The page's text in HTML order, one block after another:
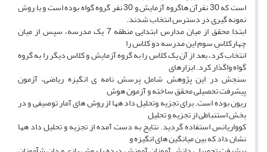
است که 30 نفرآن هاگروه آزمایش و 30 نفر گروه گواه بوده است و با روش
نمونه گیری در دسترس انتخاب شدند.
ابتدا محقق از میان مدارس ابتدایی منطقه 7 یک مدرسه، سپس از میان
چهارکلاسِ سوم این مدرسه دو کلاس را
انتخاب کرد، بعد از آن یک کلاس را به گروه آزمایش و کلاس دیگر را به گروه
گواه واگذار کرد. ابزارهای
سنجش در این پژوهش شامل پرسش نامه ی انگیزه ریاضی، آزمون
پیشرفت تحصیلی محقق ساخته و آزمون هوش
ریون بوده است. برای تجزیه وتحلیل داد هها از روش های آمار توصیفی و در
بخش استنباطی از تجزیه و تحلیل
کوواریانس استفاده گردید. نتایج به دست آمده از تجزیه و تحلیل داد هها
نشان داد که بین میانگین های انگیزه و